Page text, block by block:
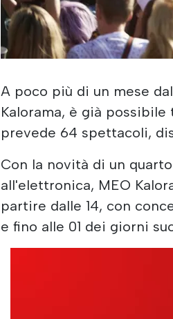
A poco più di un mese
Kalorama, è già
prevede 64 spettacoli,
Con la novità di un
all'elettronica, MEO
partire dalle 14, con
e fino alle 01 dei giorni